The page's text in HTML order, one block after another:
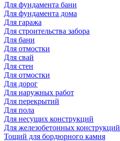
Для фундамента бани
Для фундамента дома
Для гаража
Для строительства забора
Для бани
Для отмостки
Для свай
Для стен
Для отмостки
Для дорог
Для наружных работ
Для перекрытий
Для пола
Для несущих конструкций
Для железобетонных конструкций
Тощий для бордюрного камня